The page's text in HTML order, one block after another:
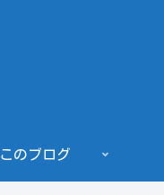
このブログ